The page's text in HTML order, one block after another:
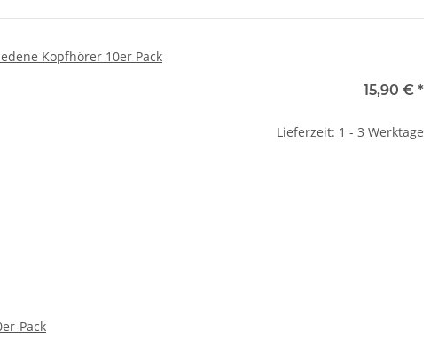
Kopfhörer 10er Pack
15,90 € *
Lieferzeit: 1 - 3 Werktage
Pack